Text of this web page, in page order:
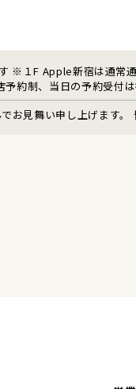
※１F Apple新宿は通常
予約制、当日の予約受付は
お見舞い申し上げます